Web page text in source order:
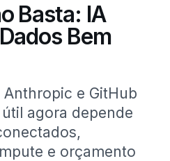
Basta: IA
Bem
e GitHub
agora depende
e orçamento